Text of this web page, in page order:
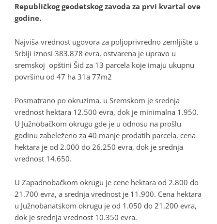
Republičkog geodetskog zavoda za prvi kvartal ove
godine.
Najviša vrednost ugovora za poljoprivredno zemljište u
Srbiji iznosi 383.878 evra, ostvarena je upravo u
sremskoj opštini Šid za 13 parcela koje imaju ukupnu
površinu od 47 ha 31a 77m2
Posmatrano po okruzima, u Sremskom je srednja
vrednost hektara 12.500 evra, dok je minimalna 1.950.
U Južnobačkom okrugu gde je u odnosu na prošlu
godinu zabeleženo za 40 manje prodatih parcela, cena
hektara je od 2.000 do 26.250 evra, dok je srednja
vrednost 14.650.
U Zapadnobačkom okrugu je cene hektara od 2.800 do
21.700 evra, a srednja vrednost je 11.900. Cena hektara
u Južnobanatskom okrugu je od 1.050 do 21.200 evra,
dok je srednja vrednost 10.350 evra.